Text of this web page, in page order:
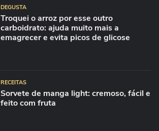
DEGUSTA
Troquei o arroz por esse outro
carboidrato: ajuda muito mais a
emagrecer e evita picos de glicose
RECEITAS
Sorvete de manga light: cremoso, fácil e
feito com fruta